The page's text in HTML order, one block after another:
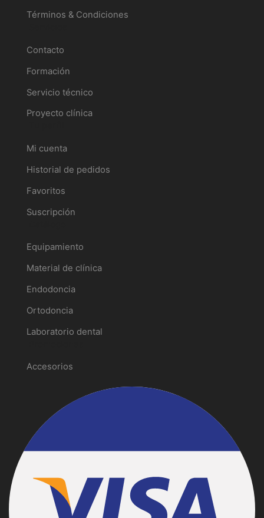
Términos & Condiciones
Contacto
Formación
Servicio técnico
Proyecto clínica
Mi cuenta
Historial de pedidos
Favoritos
Suscripción
Equipamiento
Material de clínica
Endodoncia
Ortodoncia
Laboratorio dental
Accesorios